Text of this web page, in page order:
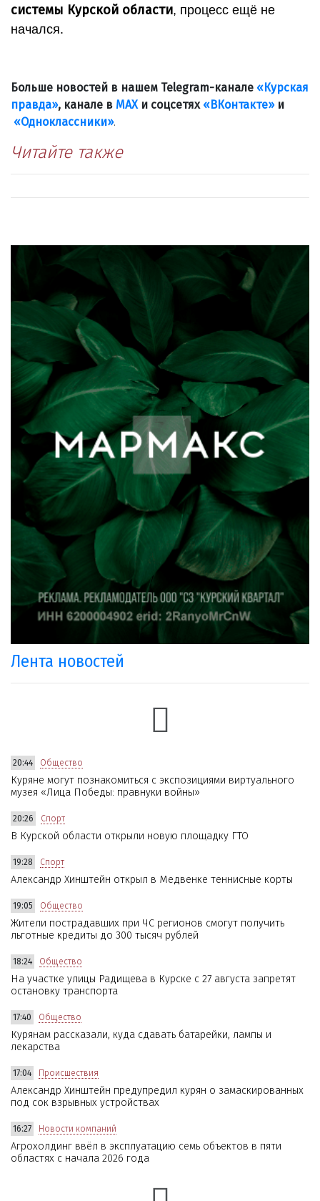
системы Курской области, процесс ещё не
начался.
Больше новостей в нашем Telegram-канале «Курская
правда», канале в МАХи соцсетях «ВКонтакте»и
«Одноклассники».
Читайте также
Лента новостей
20:44 Общество
Куряне могут познакомиться с экспозициями виртуального
музея «Лица Победы: правнуки войны»
20:26 Спорт
В Курской области открыли новую площадку ГТО
19:28 Спорт
Александр Хинштейн открыл в Медвенке теннисные корты
19:05 Общество
Жители пострадавших при ЧС регионов смогут получить
льготные кредиты до 300 тысяч рублей
18:24 Общество
На участке улицы Радищева в Курске с 27 августа запретят
остановку транспорта
17:40 Общество
Курянам рассказали, куда сдавать батарейки, лампы и
лекарства
17:04 Происшествия
Александр Хинштейн предупредил курян о замаскированных
под сок взрывных устройствах
16:27 Новости компаний
Агрохолдинг ввёл в эксплуатацию семь объектов в пяти
областях с начала 2026 года